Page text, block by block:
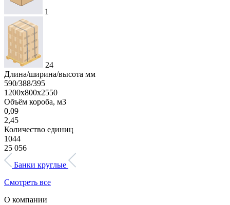
1
24
Длина/ширина/высота мм
590/388/395
1200х800х2550
Объём короба, м3
0,09
2,45
Количество единиц
1044
25 056
Банки круглые
Смотреть все
О компании